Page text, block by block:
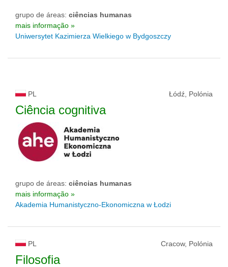
grupo de áreas: ciências humanas
mais informação »
Uniwersytet Kazimierza Wielkiego w Bydgoszczy
PL Łódź, Polónia
Ciência cognitiva
grupo de áreas: ciências humanas
mais informação »
Akademia Humanistyczno-Ekonomiczna w Łodzi
PL Cracow, Polónia
Filosofia